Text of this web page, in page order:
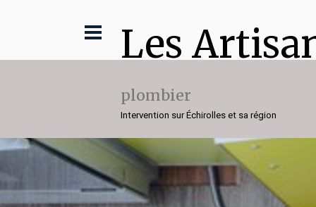
Les
plombier
Intervention sur Échirolles et sa région